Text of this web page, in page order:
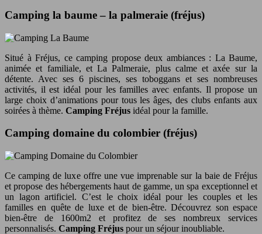
Camping la baume – la palmeraie (fréjus)
Situé à Fréjus, ce camping propose deux ambiances : La Baume,
animée et familiale, et La Palmeraie, plus calme et axée sur la
détente. Avec ses 6 piscines, ses toboggans et ses nombreuses
activités, il est idéal pour les familles avec enfants. Il propose un
large choix d’animations pour tous les âges, des clubs enfants aux
soirées à thème. Camping Fréjus idéal pour la famille.
Camping domaine du colombier (fréjus)
Ce camping de luxe offre une vue imprenable sur la baie de Fréjus
et propose des hébergements haut de gamme, un spa exceptionnel et
un lagon artificiel. C’est le choix idéal pour les couples et les
familles en quête de luxe et de bien-être. Découvrez son espace
bien-être de 1600m2 et profitez de ses nombreux services
personnalisés. Camping Fréjus pour un séjour inoubliable.